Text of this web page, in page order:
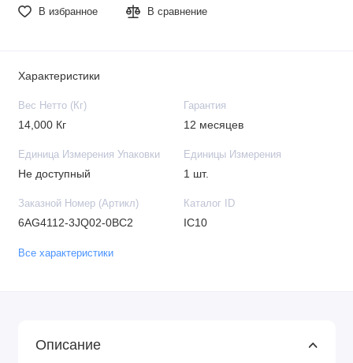
В избранное В сравнение
Характеристики
Вес Нетто (Кг)
14,000 Кг
Гарантия
12 месяцев
Единица Измерения Упаковки
Не доступный
Единицы Измерения
1 шт.
Заказной Номер (Артикл)
6AG4112-3JQ02-0BC2
Каталог ID
IC10
Все характеристики
Описание